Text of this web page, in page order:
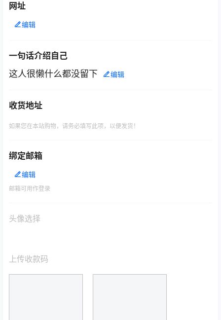
网址
编辑
一句话介绍自己
这人很懒什么都没留下 编辑
收货地址
如果您在本站购物，请务必填写此项，以便发货！
绑定邮箱
编辑
邮箱可用作登录
头像选择
上传收款码